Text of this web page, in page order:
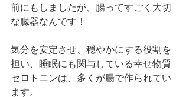
前にもしましたが、腸ってすごく大切
な臓器なんです！
気分を安定させ、穏やかにする役割を
担い、睡眠にも関与している幸せ物質
セロトニンは、多くが腸で作られてい
ます。